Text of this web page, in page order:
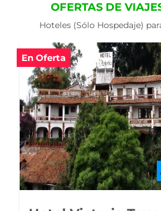
OFERTAS DE
Hoteles (Sólo Hospedaje)
En Oferta